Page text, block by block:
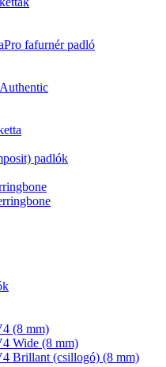
fafurnér padló
padlók
(8 mm)
Wide (8 mm)
Brillant (csillogó) (8 mm)